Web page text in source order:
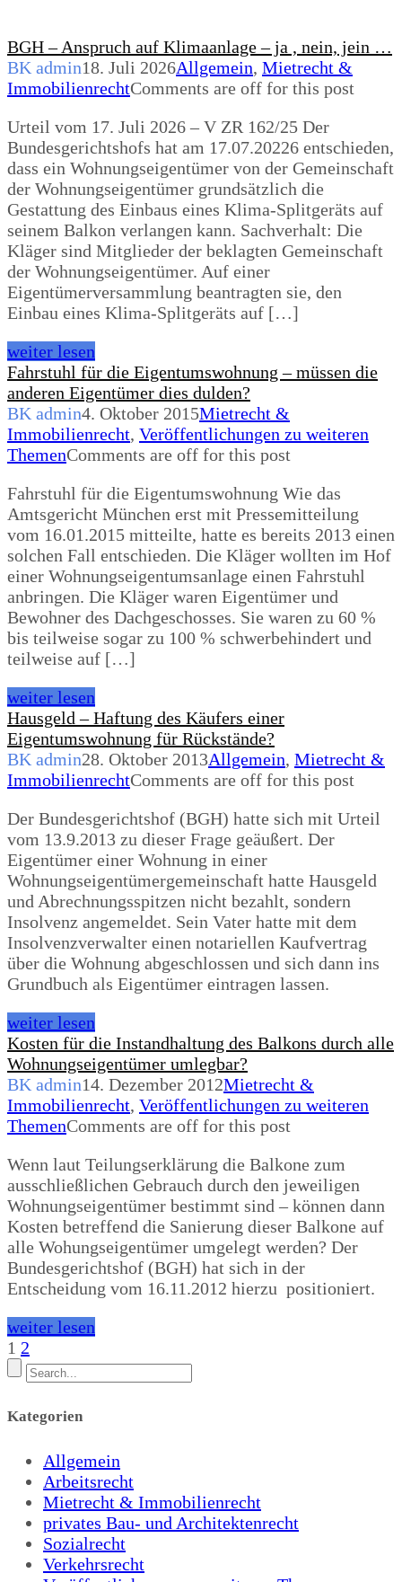
BGH – Anspruch auf Klimaanlage – ja , nein, jein …
BK admin18. Juli 2026Allgemein, Mietrecht &
ImmobilienrechtComments are off for this post
Urteil vom 17. Juli 2026 – V ZR 162/25 Der
Bundesgerichtshofs hat am 17.07.20226 entschieden,
dass ein Wohnungseigentümer von der Gemeinschaft
der Wohnungseigentümer grundsätzlich die
Gestattung des Einbaus eines Klima-Splitgeräts auf
seinem Balkon verlangen kann. Sachverhalt: Die
Kläger sind Mitglieder der beklagten Gemeinschaft
der Wohnungseigentümer. Auf einer
Eigentümerversammlung beantragten sie, den
Einbau eines Klima-Splitgeräts auf […]
weiter lesen
Fahrstuhl für die Eigentumswohnung – müssen die
anderen Eigentümer dies dulden?
BK admin4. Oktober 2015Mietrecht &
Immobilienrecht, Veröffentlichungen zu weiteren
ThemenComments are off for this post
Fahrstuhl für die Eigentumswohnung Wie das
Amtsgericht München erst mit Pressemitteilung
vom 16.01.2015 mitteilte, hatte es bereits 2013 einen
solchen Fall entschieden. Die Kläger wollten im Hof
einer Wohnungseigentumsanlage einen Fahrstuhl
anbringen. Die Kläger waren Eigentümer und
Bewohner des Dachgeschosses. Sie waren zu 60 %
bis teilweise sogar zu 100 % schwerbehindert und
teilweise auf […]
weiter lesen
Hausgeld – Haftung des Käufers einer
Eigentumswohnung für Rückstände?
BK admin28. Oktober 2013Allgemein, Mietrecht &
ImmobilienrechtComments are off for this post
Der Bundesgerichtshof (BGH) hatte sich mit Urteil
vom 13.9.2013 zu dieser Frage geäußert. Der
Eigentümer einer Wohnung in einer
Wohnungseigentümergemeinschaft hatte Hausgeld
und Abrechnungsspitzen nicht bezahlt, sondern
Insolvenz angemeldet. Sein Vater hatte mit dem
Insolvenzverwalter einen notariellen Kaufvertrag
über die Wohnung abgeschlossen und sich dann ins
Grundbuch als Eigentümer eintragen lassen.
weiter lesen
Kosten für die Instandhaltung des Balkons durch alle
Wohnungseigentümer umlegbar?
BK admin14. Dezember 2012Mietrecht &
Immobilienrecht, Veröffentlichungen zu weiteren
ThemenComments are off for this post
Wenn laut Teilungserklärung die Balkone zum
ausschließlichen Gebrauch durch den jeweiligen
Wohnungseigentümer bestimmt sind – können dann
Kosten betreffend die Sanierung dieser Balkone auf
alle Wohungseigentümer umgelegt werden? Der
Bundesgerichtshof (BGH) hat sich in der
Entscheidung vom 16.11.2012 hierzu positioniert.
weiter lesen
1 2
Kategorien
Allgemein
Arbeitsrecht
Mietrecht & Immobilienrecht
privates Bau- und Architektenrecht
Sozialrecht
Verkehrsrecht